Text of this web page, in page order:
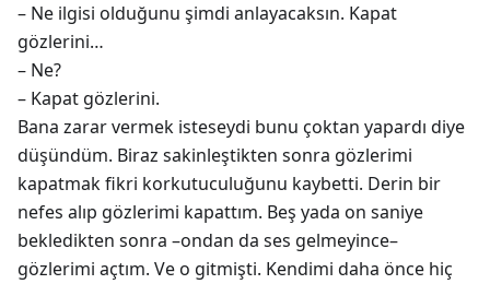
– Ne ilgisi olduğunu şimdi anlayacaksın. Kapat
gözlerini…
– Ne?
– Kapat gözlerini.
Bana zarar vermek isteseydi bunu çoktan yapardı diye
düşündüm. Biraz sakinleştikten sonra gözlerimi
kapatmak fikri korkutuculuğunu kaybetti. Derin bir
nefes alıp gözlerimi kapattım. Beş yada on saniye
bekledikten sonra –ondan da ses gelmeyince–
gözlerimi açtım. Ve o gitmişti. Kendimi daha önce hiç